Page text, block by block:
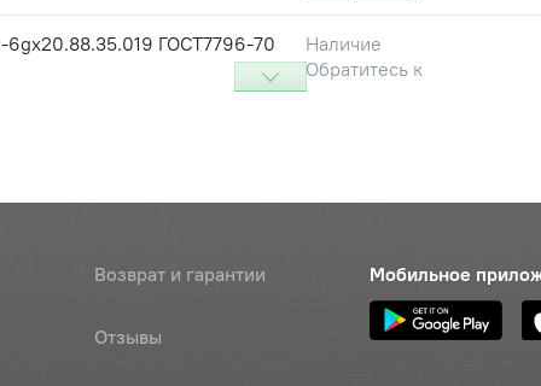
6gx20.88.35.019 ГОСТ7796-70
Наличие
Обратитесь к
консультанту
консультанту
Обратитесь к
консультанту
Возврат и гарантии
Отзывы
Мобильное